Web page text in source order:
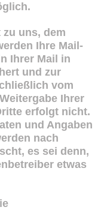
uns, dem
Ihre Mail-
Ihrer Mail in
und zur
vom
Ihrer
erfolgt nicht.
und Angaben
nach
es sei denn,
etwas